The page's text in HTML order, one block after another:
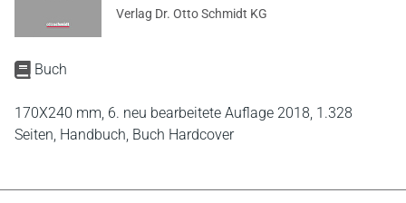
Buch
170X240 mm, 6. neu bearbeitete Auflage 2018, 1.328
Seiten, Handbuch, Buch Hardcover
Verlag Dr. Otto Schmidt KG